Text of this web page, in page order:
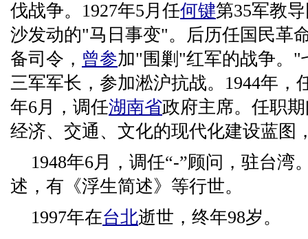
伐战争。1927年5月任何键第35军教
沙发动的"马日事变"。后历任国民革
备司令， 曾参加"围剿"红军的战争。
三军军长，参加淞沪抗战。1944年，
年6月，调任湖南省政府主席。任职
经济、交通、文化的现代化建设蓝图
1948年6月，调任“-”顾问，驻台湾
述，有《浮生简述》等行世。
1997年在台北逝世，终年98岁。